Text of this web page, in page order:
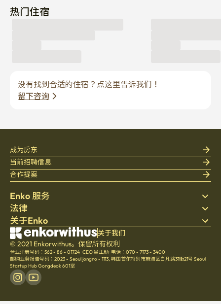
热门住宿
没有找到合适的住宿？点这里告诉我们！
留下咨询
Enko 服务
搜索房源
床上用品
博客
帮助中心
法律
隐私政策
服务条款
取消与退款政策
关于Enko
公司介绍
招聘
文化
成为房东
当前招聘信息
合作提案
关于我们
© 2021 Enkorwithus。保留所有权利
营业注册号码：562 - 86 - 01724·CEO 吴正勋· 电话：070 - 7173 - 3400
邮购业务报告号码：2023 - Seoul jongno - 1113, 韩国首尔特别市麻浦区白凡路31街21号 Seoul
Startup Hub Gongdeok 601室